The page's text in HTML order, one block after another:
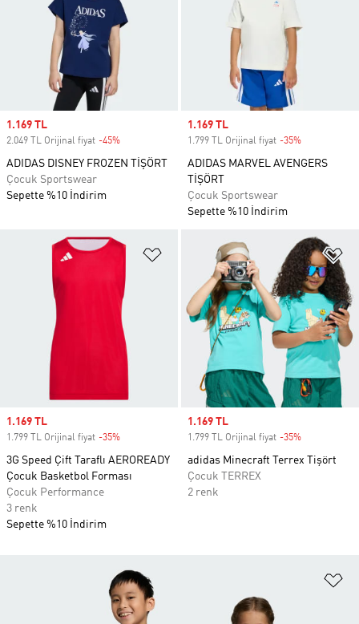
Sale price
1.169 TL
2.049 TL Orijinal fiyat -45%
ADIDAS DISNEY FROZEN TİŞÖRT
Çocuk Sportswear
Sepette %10 İndirim
Sale price
1.169 TL
1.799 TL Orijinal fiyat -35%
ADIDAS MARVEL AVENGERS
TİŞÖRT
Çocuk Sportswear
Sepette %10 İndirim
Favori Listesine Ekle
Sale price
1.169 TL
1.799 TL Orijinal fiyat -35%
3G Speed Çift Taraflı AEROREADY
Çocuk Basketbol Forması
Çocuk Performance
3 renk
Sepette %10 İndirim
Sale price
1.169 TL
1.799 TL Orijinal fiyat -35%
adidas Minecraft Terrex Tişört
Çocuk TERREX
2 renk